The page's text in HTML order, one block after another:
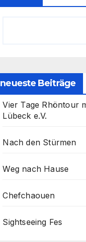
neueste Beiträge
Vier Tage Rhöntour
Lübeck e.V.
Nach den Stürmen
Weg nach Hause
Chefchaouen
Sightseeing Fes